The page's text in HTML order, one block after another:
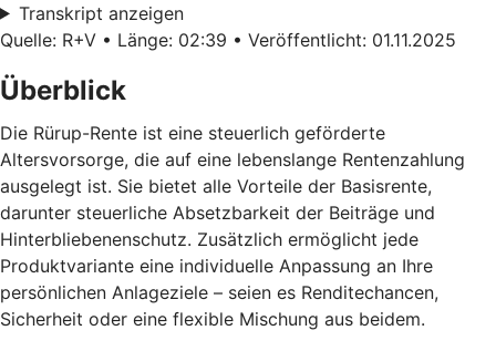
Transkript anzeigen
Quelle: R+V • Länge: 02:39 • Veröffentlicht: 01.11.2025
Überblick
Die Rürup-Rente ist eine steuerlich geförderte
Altersvorsorge, die auf eine lebenslange Rentenzahlung
ausgelegt ist. Sie bietet alle Vorteile der Basisrente,
darunter steuerliche Absetzbarkeit der Beiträge und
Hinterbliebenenschutz. Zusätzlich ermöglicht jede
Produktvariante eine individuelle Anpassung an Ihre
persönlichen Anlageziele – seien es Renditechancen,
Sicherheit oder eine flexible Mischung aus beidem.